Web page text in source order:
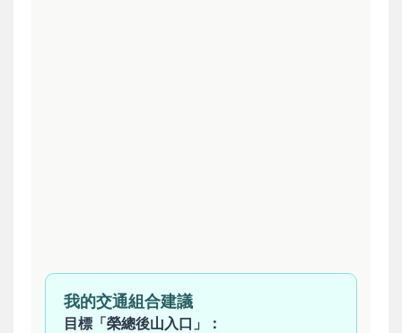
我的交通組合建議
目標「榮總後山入口」：